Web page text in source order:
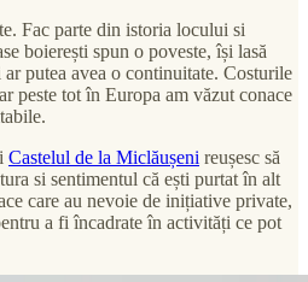
Fac parte din istoria locului si
boierești spun o poveste, își lasă
putea avea o continuitate. Costurile
peste tot în Europa am văzut conace
Castelul de la Miclăușeni reușesc să
si sentimentul că ești purtat în alt
care au nevoie de inițiative private,
a fi încadrate în activități ce pot